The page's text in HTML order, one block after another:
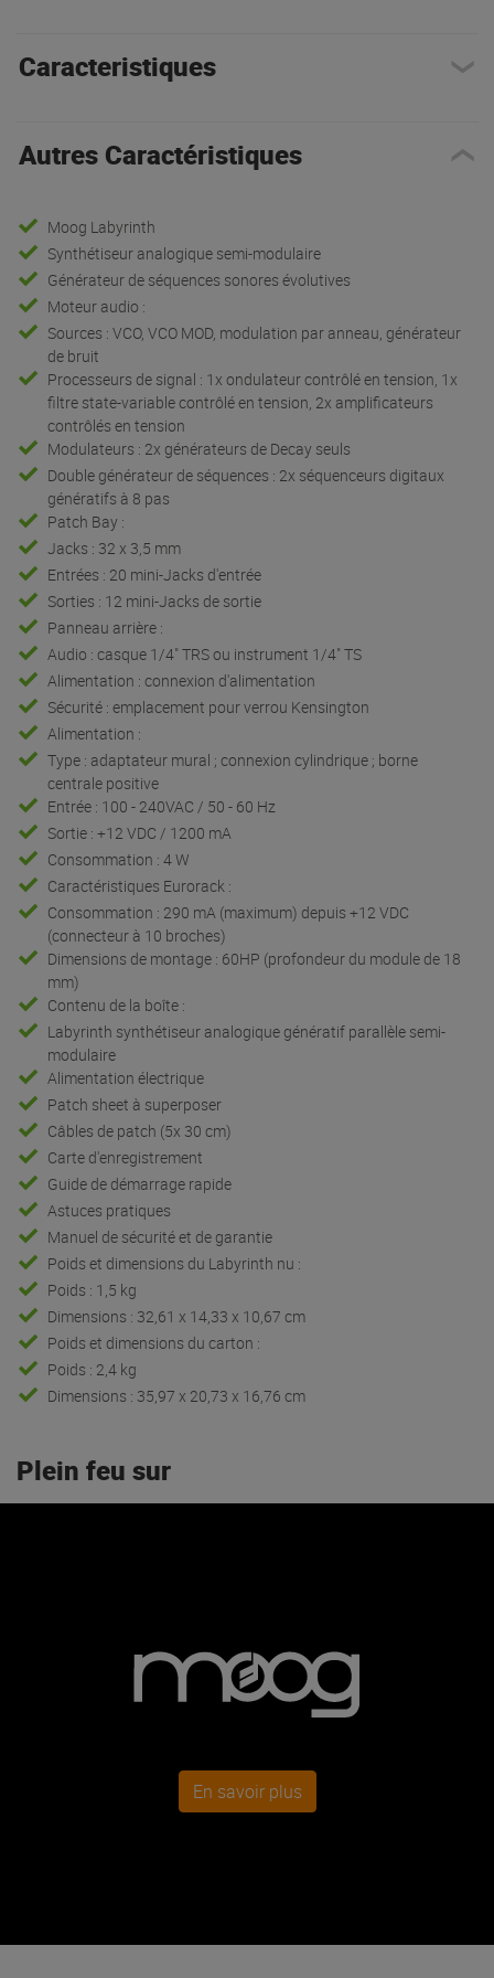
Caracteristiques
Autres Caractéristiques
Moog Labyrinth
Synthétiseur analogique semi-modulaire
Générateur de séquences sonores évolutives
Moteur audio :
Sources : VCO, VCO MOD, modulation par anneau, générateur
de bruit
Processeurs de signal : 1x ondulateur contrôlé en tension, 1x
filtre state-variable contrôlé en tension, 2x amplificateurs
contrôlés en tension
Modulateurs : 2x générateurs de Decay seuls
Double générateur de séquences : 2x séquenceurs digitaux
génératifs à 8 pas
Patch Bay :
Jacks : 32 x 3,5 mm
Entrées : 20 mini-Jacks d'entrée
Sorties : 12 mini-Jacks de sortie
Panneau arrière :
Audio : casque 1/4" TRS ou instrument 1/4" TS
Alimentation : connexion d'alimentation
Sécurité : emplacement pour verrou Kensington
Alimentation :
Type : adaptateur mural ; connexion cylindrique ; borne
centrale positive
Entrée : 100 - 240VAC / 50 - 60 Hz
Sortie : +12 VDC / 1200 mA
Consommation : 4 W
Caractéristiques Eurorack :
Consommation : 290 mA (maximum) depuis +12 VDC
(connecteur à 10 broches)
Dimensions de montage : 60HP (profondeur du module de 18
mm)
Contenu de la boîte :
Labyrinth synthétiseur analogique génératif parallèle semi-
modulaire
Alimentation électrique
Patch sheet à superposer
Câbles de patch (5x 30 cm)
Carte d'enregistrement
Guide de démarrage rapide
Astuces pratiques
Manuel de sécurité et de garantie
Poids et dimensions du Labyrinth nu :
Poids : 1,5 kg
Dimensions : 32,61 x 14,33 x 10,67 cm
Poids et dimensions du carton :
Poids : 2,4 kg
Dimensions : 35,97 x 20,73 x 16,76 cm
Plein feu sur
En savoir plus